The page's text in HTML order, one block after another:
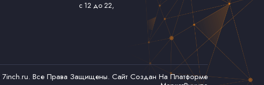
с 12 до 22,
7inch.ru. Все Права Защищены. Сайт Создан На Платформе